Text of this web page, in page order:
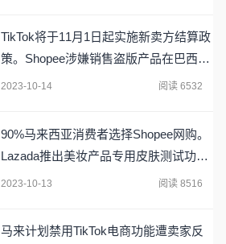
TikTok将于11月1日起实施新卖方结算政
策。Shopee涉嫌销售盗版产品在巴西被
点名
2023-10-14 阅读 6532
90%马来西亚消费者选择Shopee网购。
Lazada推出美妆产品专用皮肤测试功
能。Meolaa获200万美元种子轮融资
2023-10-13 阅读 8516
马来计划禁用TikTok电商功能遭卖家反